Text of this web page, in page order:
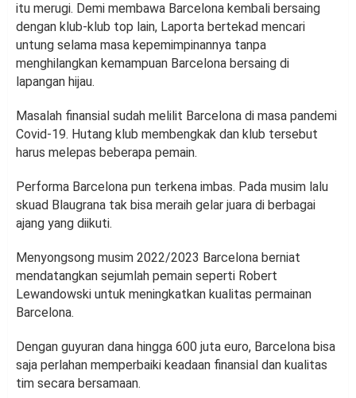
itu merugi. Demi membawa Barcelona kembali bersaing
dengan klub-klub top lain, Laporta bertekad mencari
untung selama masa kepemimpinannya tanpa
menghilangkan kemampuan Barcelona bersaing di
lapangan hijau.
Masalah finansial sudah melilit Barcelona di masa pandemi
Covid-19. Hutang klub membengkak dan klub tersebut
harus melepas beberapa pemain.
Performa Barcelona pun terkena imbas. Pada musim lalu
skuad Blaugrana tak bisa meraih gelar juara di berbagai
ajang yang diikuti.
Menyongsong musim 2022/2023 Barcelona berniat
mendatangkan sejumlah pemain seperti Robert
Lewandowski untuk meningkatkan kualitas permainan
Barcelona.
Dengan guyuran dana hingga 600 juta euro, Barcelona bisa
saja perlahan memperbaiki keadaan finansial dan kualitas
tim secara bersamaan.